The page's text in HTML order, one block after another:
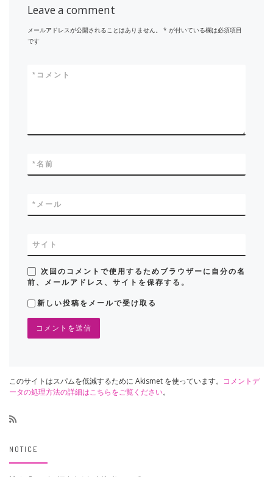
Leave a comment
メールアドレスが公開されることはありません。 * が付いている欄は必須項目
です
コメント
*
名前
*
メール
*
サイト
次回のコメントで使用するためブラウザーに自分の名
前、メールアドレス、サイトを保存する。
新しい投稿をメールで受け取る
このサイトはスパムを低減するために Akismet を使っています。 コメントデ
ータの処理方法の詳細はこちらをご覧ください。
NOTICE